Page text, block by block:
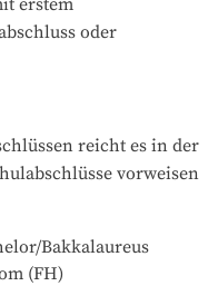
oder
reicht es in der
vorweisen
Bakkalaureus
(FH)